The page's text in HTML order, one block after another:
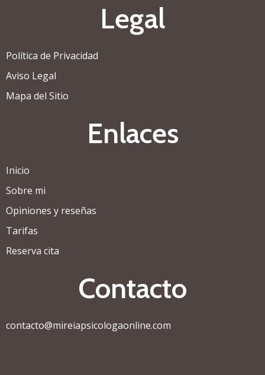
Legal
Política de Privacidad
Aviso Legal
Mapa del Sitio
Enlaces
Inicio
Sobre mi
Opiniones y reseñas
Tarifas
Reserva cita
Contacto
contacto@mireiapsicologaonline.com